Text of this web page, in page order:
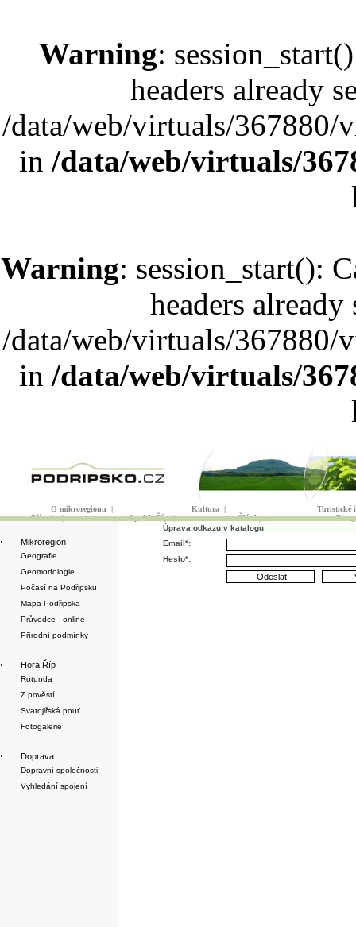
Warning:
headers already
/data/web/virtuals/
in /data/web/virtuals/
Warning: session_start():
headers
/data/web/virtuals/
in /data/web/virtuals/
O mikroregionu | Kultura |
Turistické
Příroda| Spolek Říp| Články|
· Mikroregion
Geografie
Geomorfologie
Počasí na Podřipsku
Mapa Podřipska
Průvodce - online
Přírodní podmínky
· Hora Říp
Rotunda
Z pověstí
Svatojiřská pouť
Fotogalerie
· Doprava
Dopravní společnosti
Vyhledání spojení
Úprava odkazu v katalogu
Email*:
Heslo*: